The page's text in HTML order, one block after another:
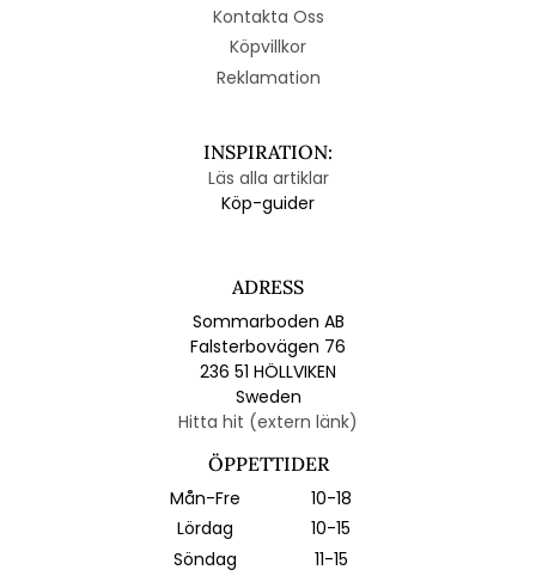
Kontakta Oss
Köpvillkor
Reklamation
INSPIRATION:
Läs alla artiklar
Köp-guider
ADRESS
Sommarboden AB
Falsterbovägen 76
236 51 HÖLLVIKEN
Sweden
Hitta hit (extern länk)
ÖPPETTIDER
Mån-Fre
10-18
Lördag
10-15
Söndag
11-15